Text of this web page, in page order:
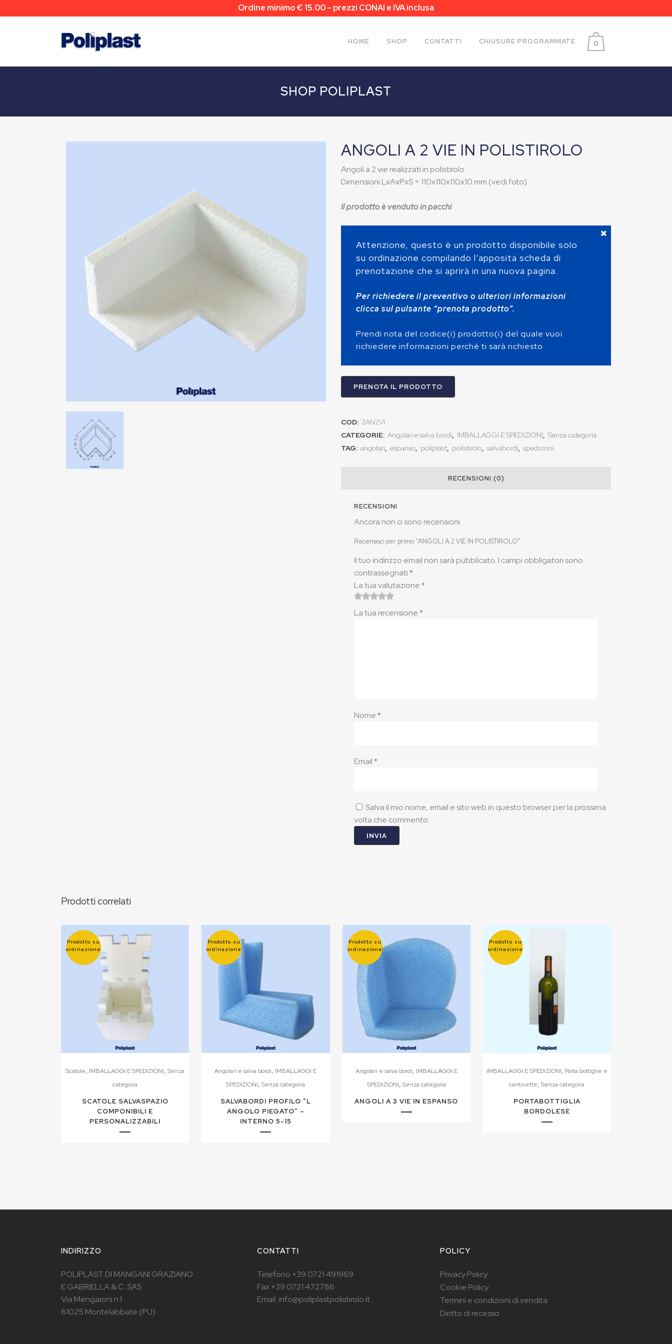
Ordine minimo € 15.00 – prezzi CONAI e IVA inclusa
0
HOME SHOP CONTATTI CHIUSURE PROGRAMMATE
SHOP POLIPLAST
ANGOLI A 2 VIE IN POLISTIROLO
Angoli a 2 vie realizzati in polistirolo.
Dimensioni LxAxPxS = 110x110x110x10 mm (vedi foto)
Il prodotto è venduto in pacchi
Attenzione, questo è un prodotto disponibile solo
su ordinazione compilando l’apposita scheda di
prenotazione che si aprirà in una nuova pagina.
Per richiedere il preventivo o ulteriori informazioni
clicca sul pulsante “prenota prodotto”.
Prendi nota del codice(i) prodotto(i) del quale vuoi
richiedere informazioni perché ti sarà richiesto
PRENOTA IL PRODOTTO
COD: 2AN2VI
CATEGORIE: Angolari e salva bordi, IMBALLAGGI E SPEDIZIONI, Senza categoria
TAG: angolari, espanso, poliplast, polistirolo, salvabordi, spedizioni
RECENSIONI (0)
RECENSIONI
Ancora non ci sono recensioni.
Recensisci per primo “ANGOLI A 2 VIE IN POLISTIROLO”
Il tuo indirizzo email non sarà pubblicato. I campi obbligatori sono
contrassegnati*
La tua valutazione*
stella
stelle
stelle
su 5
5
La tua recensione*
Nome*
Email*
Salva il mio nome, email e sito web in questo browser per la prossima
volta che commento.
Prodotti correlati
Prodotto su
ordinazione
Scatole, IMBALLAGGI E SPEDIZIONI,Senza
categoria
SCATOLE SALVASPAZIO
COMPONIBILI E
PERSONALIZZABILI
Prodotto su
ordinazione
Angolari e salva bordi, IMBALLAGGI E
SPEDIZIONI,Senza categoria
SALVABORDI PROFILO “L
ANGOLO PIEGATO” –
INTERNO 5-15
Prodotto su
ordinazione
Angolari e salva bordi, IMBALLAGGI E
SPEDIZIONI, Senza categoria
ANGOLI A 3 VIE IN ESPANSO
Prodotto su
ordinazione
IMBALLAGGI E SPEDIZIONI, Porta bottiglie e
cantinette,Senza categoria
PORTABOTTIGLIA
BORDOLESE
INDIRIZZO
POLIPLAST DI MANGANI GRAZIANO
E GABRIELLA & C. SAS
Via Mengaroni n.1
61025 Montelabbate (PU)
CONTATTI
Telefono +39 0721 491969
Fax +39 0721 472786
Email: info@poliplastpolistirolo.it
POLICY
Privacy Policy
Cookie Policy
Termini e condizioni di vendita
Diritto di recesso